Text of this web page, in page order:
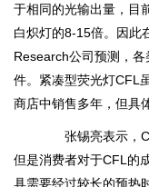
于相同的光输出量，目
白炽灯的8-15倍。因此
Research公司预测，
件。紧凑型荧光灯CFL
商店中销售多年，但具
张锡亮表示，
但是消费者对于CFL的
具需要经过较长的预热